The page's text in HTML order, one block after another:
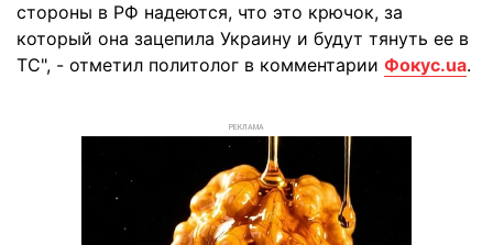
стороны в РФ надеются, что это крючок, за
который она зацепила Украину и будут тянуть ее в
ТС", - отметил политолог в комментарии Фокус.ua.
РЕКЛАМА